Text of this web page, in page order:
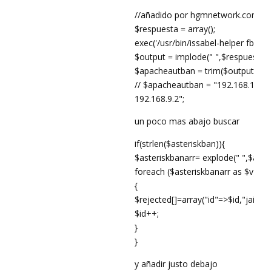
//añadido por
$respuesta = array();
exec('/usr/bin/issabel-helper
$output = implode("
$apacheautban =
// $apacheautban =
192.168.9.2";
un poco mas abajo buscar
if(strlen($asteriskban)){
$asteriskbanarr= explode("
foreach ($asteriskbanarr as
{
$id++;
}
}
y añadir justo debajo